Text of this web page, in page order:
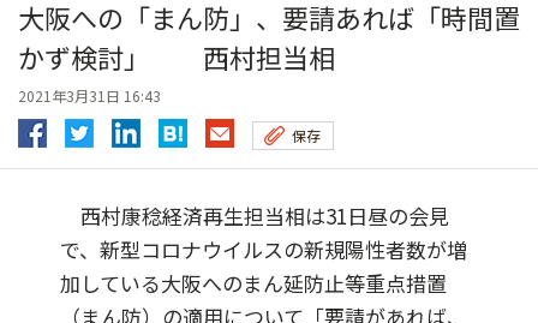
大阪への「まん防」、要請あれば「時間置
かず検討」 西村担当相
2021年3月31日 16:43
保存
西村康稔経済再生担当相は31日昼の会見
で、新型コロナウイルスの新規陽性者数が増
加している大阪へのまん延防止等重点措置
（まん防）の適用について「要請があれば、